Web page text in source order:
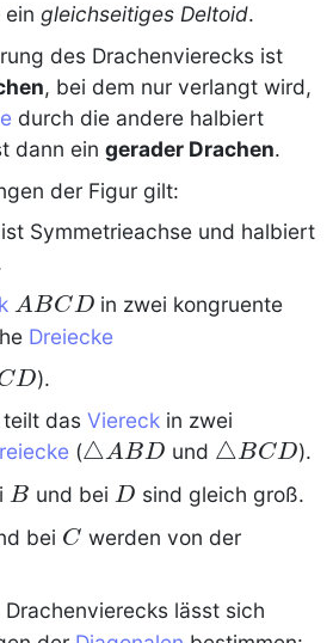
ein gleichseitiges Deltoid.
des Drachenvierecks ist
, bei dem nur verlangt wird,
durch die andere halbiert
dann ein gerader Drachen.
der Figur gilt:
ist Symmetrieachse und halbiert
ABCD
ABCD in zwei kongruente
Dreiecke
D).
teilt das Viereck in zwei
(\triangle
ABD
△ABD und \triangle
BCD
△BCD).
B
B und bei D
D sind gleich groß.
bei C
C werden von der
Drachenvierecks lässt sich